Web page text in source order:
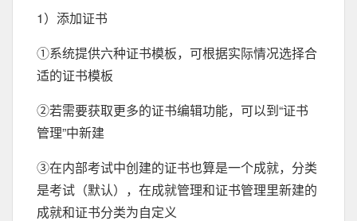
1）添加证书
①系统提供六种证书模板，可根据实际情况选择合
适的证书模板
②若需要获取更多的证书编辑功能，可以到“证书
管理”中新建
③在内部考试中创建的证书也算是一个成就，分类
是考试（默认），在成就管理和证书管理里新建的
成就和证书分类为自定义